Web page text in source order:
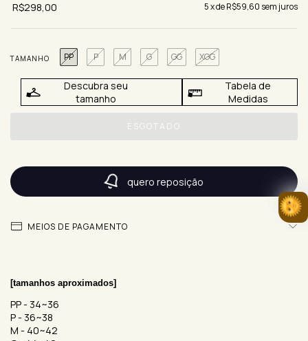
R$298,00 5x deR$59,60 sem juros
TAMANHO PP P M G GG XGG
Descubra seu
tamanho
Tabela de
Medidas
quero reposição
MEIOS DE PAGAMENTO
[tamanhos aproximados]
PP - 34~36
P - 36~38
M - 40~42